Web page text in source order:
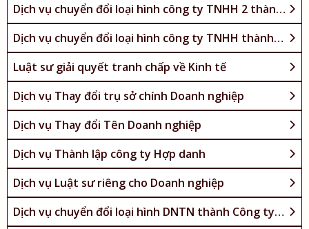
Dịch vụ chuyển đổi loại hình công ty TNHH 2 thành
viên thành công ty TNHH 1 thành viên
Dịch vụ chuyển đổi loại hình công ty TNHH thành
công ty Cổ phần và ngược lại
Luật sư giải quyết tranh chấp về Kinh tế
Dịch vụ Thay đổi trụ sở chính Doanh nghiệp
Dịch vụ Thay đổi Tên Doanh nghiệp
Dịch vụ Thành lập công ty Hợp danh
Dịch vụ Luật sư riêng cho Doanh nghiệp
Dịch vụ chuyển đổi loại hình DNTN thành Công ty